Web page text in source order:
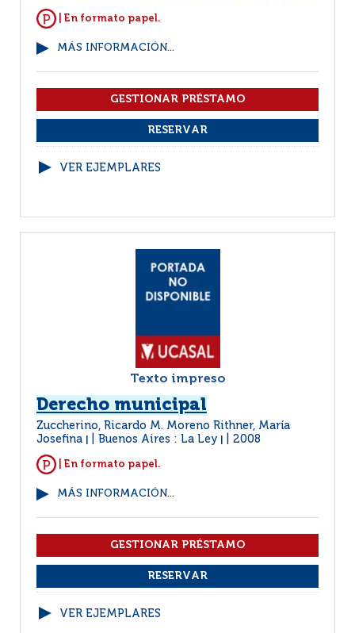
| En formato papel.
MÁS INFORMACIÓN...
VER EJEMPLARES
Texto impreso
Derecho municipal
Zuccherino, Ricardo M. Moreno Rithner, María
Josefina
Buenos Aires : La Ley 2008
| En formato papel.
MÁS INFORMACIÓN...
VER EJEMPLARES